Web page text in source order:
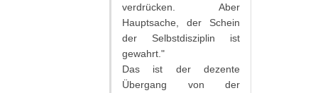
verdrücken. Aber
Hauptsache, der Schein
der Selbstdisziplin ist
gewahrt."
Das ist der dezente
Übergang von der